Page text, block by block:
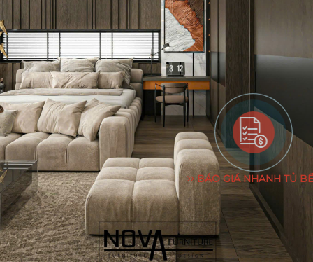
BÁO GIÁ NHANH TỦ